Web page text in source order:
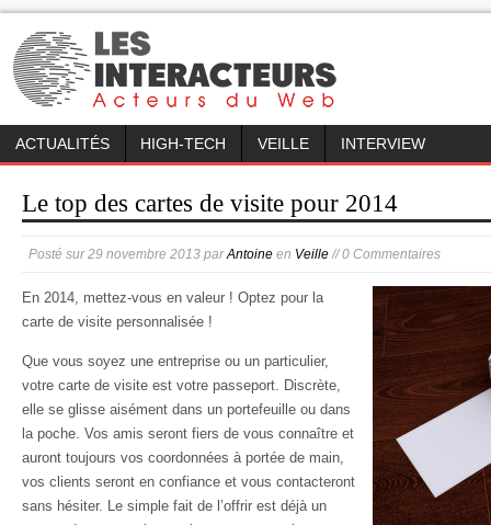
ACTUALITÉS HIGH-TECH VEILLE INTERVIEW
Le top des cartes de visite pour 2014
Posté sur29 novembre 2013 parAntoine en Veille// 0 Commentaires
En 2014, mettez-vous en valeur ! Optez pour la
carte de visite personnalisée !
Que vous soyez une entreprise ou un particulier,
votre carte de visite est votre passeport. Discrète,
elle se glisse aisément dans un portefeuille ou dans
la poche. Vos amis seront fiers de vous connaître et
auront toujours vos coordonnées à portée de main,
vos clients seront en confiance et vous contacteront
sans hésiter. Le simple fait de l’offrir est déjà un